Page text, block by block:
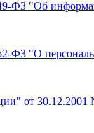
ФЗ "Об
ФЗ "О
от